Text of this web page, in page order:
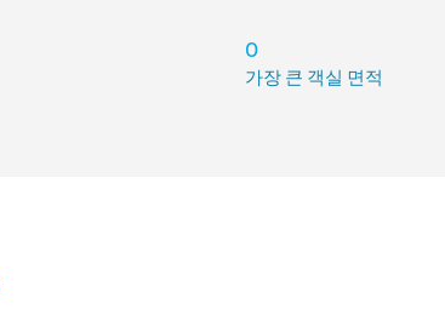
가장 큰 객실 면적
0